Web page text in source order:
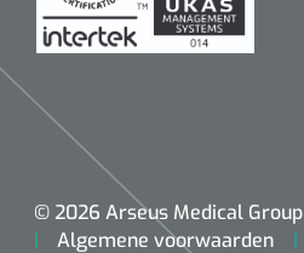
© 2026 Arseus Medical Group
Algemene voorwaarden